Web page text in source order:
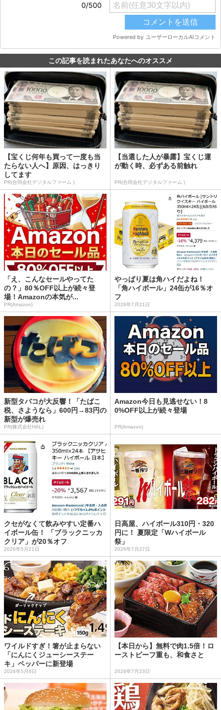
この記事を読まれたあなたへのオススメ
【宝くじ何年も買って一度も当
たらない人へ】原因、はっきり
してます
PR(合同会社デジタルファーム )
【当選した人が暴露】宝くじ運
が動く時、必ずある前触れ
PR(合同会社デジタルファーム )
「え、こんなセールやってた
の？」80％OFF以上が続々登
場！Amazonの本気が...
PR(Amazon)
やっぱり夏は角ハイだよね！
「角ハイボール」24缶が16％オ
フ
2026年7月21日
新型タバコが大反響！「たばこ
税、さようなら」600円→83円の
新型が爆売れ
PR(株式会社HAL)
Amazon今日も見逃せない！8
0%OFF以上が続々登場
PR(Amazon)
クセがなくて飲みやすい定番ハ
イボール缶！ 「ブラックニッカ
クリア」が20％オフ
2026年5月21日
日高屋、ハイボール310円・320
円に！ 夏限定「Wハイボール
祭」
2026年7月27日
ワイルドすぎ！箸が止まらない
「にんにくジューシーステー
キ」ペッパーに新登場
2026年5月6日
【本日から】無料で肉1.5倍！ロ
ーストビーフ重も、和食さと
2026年7月23日